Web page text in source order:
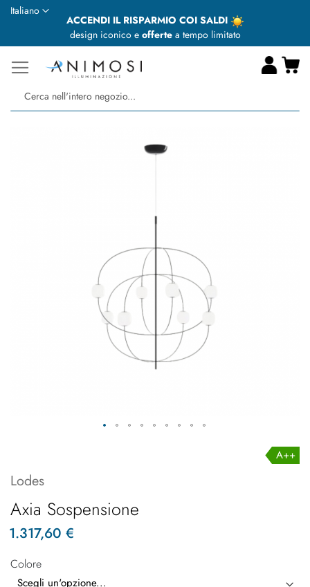
ACCENDI IL RISPARMIO COI SALDI
design iconico e offertea tempo limitato
Lingua
Italiano
A++
Lodes
Axia Sospensione
1.317,60 €
Colore